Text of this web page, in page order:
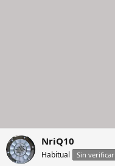
NriQ10
Habitual Sin verificar